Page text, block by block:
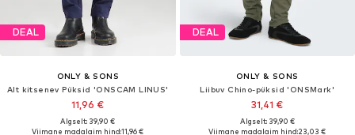
DEAL
ONLY & SONS
Alt kitsenev Püksid 'ONSCAM LINUS'
11,96 €
Algselt: 39,90 €
Viimane madalaim hind:11,96 €
DEAL
ONLY & SONS
Liibuv Chino-püksid 'ONSMark'
31,41 €
Algselt: 39,90 €
Viimane madalaim hind:23,03 €